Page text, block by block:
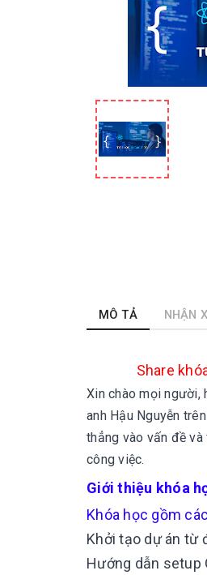
MÔ TẢ NHẬN
Share
Xin chào mọi người,
anh Hậu Nguyễn
thẳng vào vấn đề
công việc.
Giới thiệu khóa
Khóa học gồm
Khởi tạo dự án từ
Hướng dẫn setup